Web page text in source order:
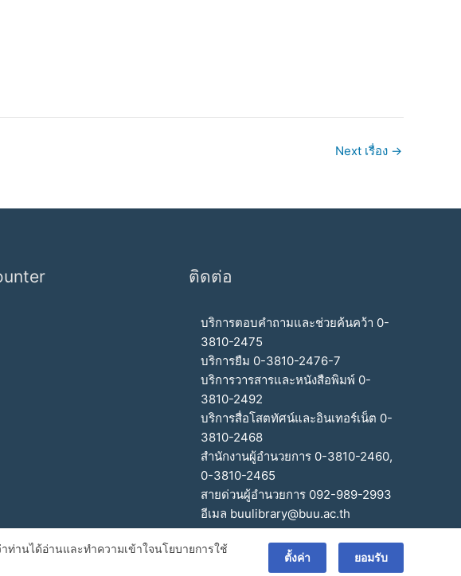
Next เรื่อง →
ติดต่อ
บริการตอบคำถามและช่วยค้นคว้า 0-
3810-2475
บริการยืม 0-3810-2476-7
บริการวารสารและหนังสือพิมพ์ 0-
3810-2492
บริการสื่อโสตทัศน์และอินเทอร์เน็ต 0-
3810-2468
สำนักงานผู้อำนวยการ 0-3810-2460,
0-3810-2465
สายด่วนผู้อำนวยการ 092-989-2993
อีเมล buulibrary@buu.ac.th
ท่านได้อ่านและทำความเข้าใจนโยบายการใช้
ตั้งค่า ยอมรับ